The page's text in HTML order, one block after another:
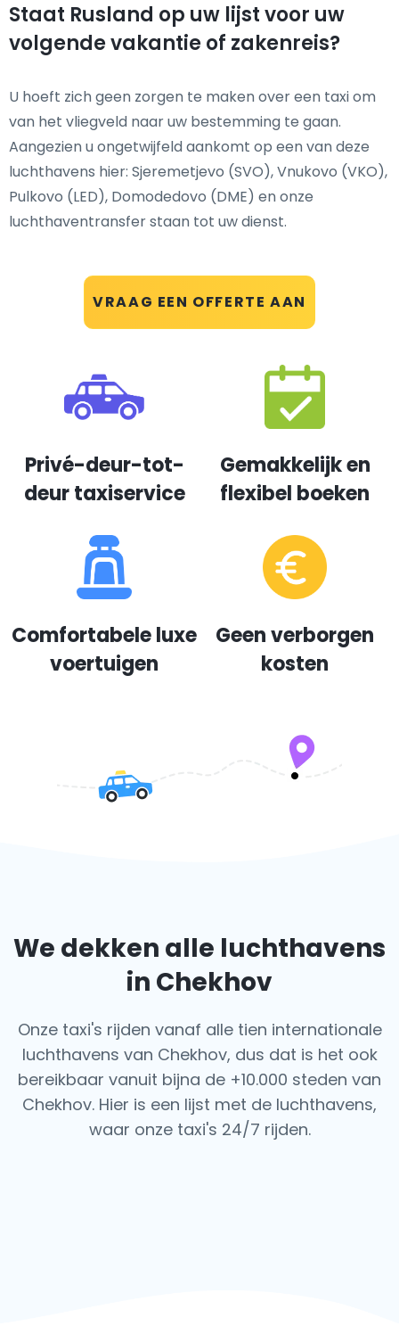
VRAAG EEN OFFERTE AAN
Staat Rusland op uw lijst voor uw
volgende vakantie of zakenreis?
U hoeft zich geen zorgen te maken over een taxi om
van het vliegveld naar uw bestemming te gaan.
Aangezien u ongetwijfeld aankomt op een van deze
luchthavens hier: Sjeremetjevo (SVO), Vnukovo (VKO),
Pulkovo (LED), Domodedovo (DME) en onze
luchthaventransfer staan tot uw dienst.
Privé-deur-tot-
deur taxiservice
Gemakkelijk en
flexibel boeken
Comfortabele luxe
voertuigen
Geen verborgen
kosten
We dekken alle luchthavens
in Chekhov
Onze taxi's rijden vanaf alle tien internationale
luchthavens van Chekhov, dus dat is het ook
bereikbaar vanuit bijna de +10.000 steden van
Chekhov. Hier is een lijst met de luchthavens,
waar onze taxi's 24/7 rijden.